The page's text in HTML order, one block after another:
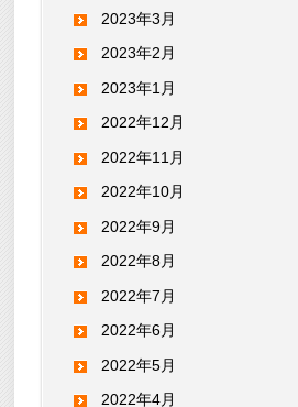
2023年3月
2023年2月
2023年1月
2022年12月
2022年11月
2022年10月
2022年9月
2022年8月
2022年7月
2022年6月
2022年5月
2022年4月